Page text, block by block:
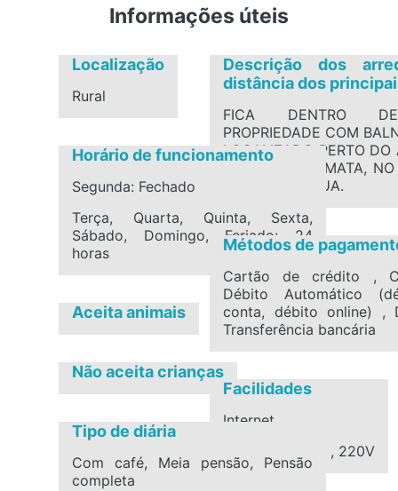
Informações úteis
Localização
Rural
Descrição dos
distância dos
FICA DENTRO
PROPRIEDADE COM
LOCALIZADO PERTO DO
ESTANCIA DA MATA,
DE RODA DAGUA.
Horário de funcionamento
Segunda: Fechado
Terça, Quarta, Quinta, Sexta,
Sábado, Domingo, Feriado: 24
horas
Métodos de
Cartão de crédito ,
Débito Automático
conta, débito online) ,
Transferência bancária
Aceita animais
Não aceita crianças
Facilidades
Internet
Voltagem: 110V , 220V
Tipo de diária
Com café, Meia pensão, Pensão
completa